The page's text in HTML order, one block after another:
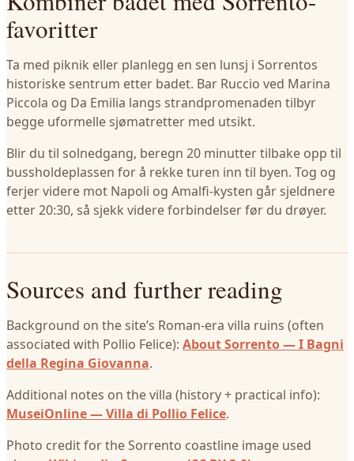
favoritter
Ta med piknik eller planlegg en sen lunsj i Sorrentos
historiske sentrum etter badet. Bar Ruccio ved Marina
Piccola og Da Emilia langs strandpromenaden tilbyr
begge uformelle sjømatretter med utsikt.
Blir du til solnedgang, beregn 20 minutter tilbake opp til
bussholdeplassen for å rekke turen inn til byen. Tog og
ferjer videre mot Napoli og Amalfi-kysten går sjeldnere
etter 20:30, så sjekk videre forbindelser før du drøyer.
Sources and further reading
Background on the site’s Roman-era villa ruins (often
associated with Pollio Felice): About Sorrento — I Bagni
della Regina Giovanna.
Additional notes on the villa (history + practical info):
MuseiOnline — Villa di Pollio Felice.
Photo credit for the Sorrento coastline image used